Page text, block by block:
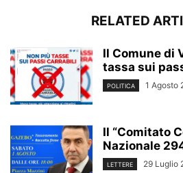
RELATED
Il Comune di
tassa sui
POLITICA 1 Agosto
Il “Comitato
Nazionale
LETTERE 29 Luglio